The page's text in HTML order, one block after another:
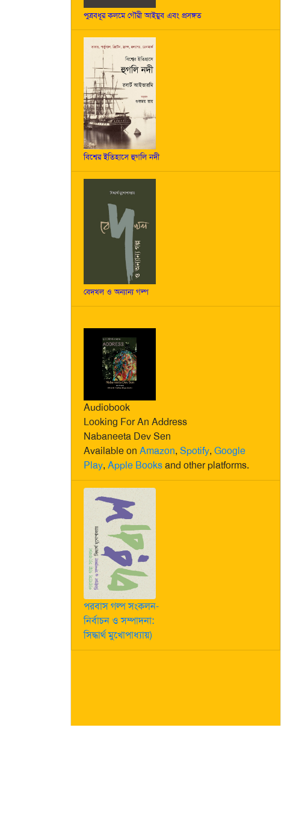
পুত্রবধূর কলমে গৌরী আইয়ুব এবং প্রসঙ্গত
বিশ্বের ইতিহাসে হুগলি নদী
বেদখল ও অন্যান্য গল্প
Audiobook
Looking For An Address
Nabaneeta Dev Sen
Available on Amazon, Spotify, Google
Play, Apple Booksand other platforms.
পরবাস গল্প সংকলন-
নির্বাচন ও সম্পাদনা:
সিদ্ধার্থ মুখোপাধ্যায়)